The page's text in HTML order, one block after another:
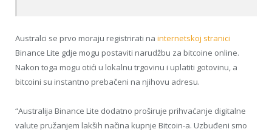
Australci se prvo moraju registrirati na internetskoj stranici
Binance Lite gdje mogu postaviti narudžbu za bitcoine online.
Nakon toga mogu otići u lokalnu trgovinu i uplatiti gotovinu, a
bitcoini su instantno prebačeni na njihovu adresu.
“Australija Binance Lite dodatno proširuje prihvaćanje digitalne
valute pružanjem lakših načina kupnje Bitcoin-a. Uzbuđeni smo